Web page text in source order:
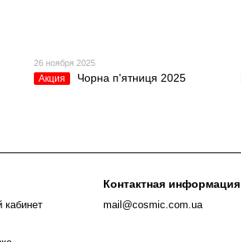
26 ноября 2025
Акция Чорна п'ятниця 2025
кабинет
Контактная информация
mail@cosmic.com.ua